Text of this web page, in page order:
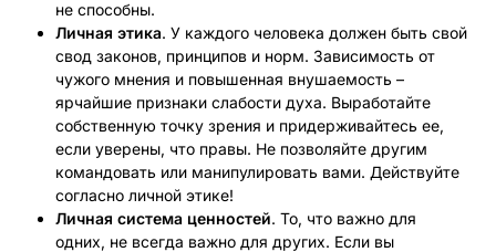
не способны.
Личная этика. У каждого человека должен быть свой
свод законов, принципов и норм. Зависимость от
чужого мнения и повышенная внушаемость –
ярчайшие признаки слабости духа. Выработайте
собственную точку зрения и придерживайтесь ее,
если уверены, что правы. Не позволяйте другим
командовать или манипулировать вами. Действуйте
согласно личной этике!
Личная система ценностей. То, что важно для
одних, не всегда важно для других. Если вы